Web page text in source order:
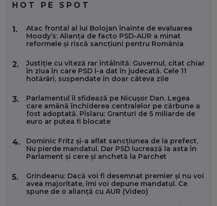
FOLOSEȘTI TEHNOLOGIA CA SĂ FII MAI BUN LA JOB. ȘI CUM
SE VA SCHIMBA MUNCA, ÎN URMĂTORII ANI
EP. 58
MARIUS PAȘCULEA, COFONDATOR AL KULTH: CUM
FOLOSEȘTI TEHNOLOGIA CA SĂ ÎȚI DESCHIZI DRUMUL
EP. 57
ANDREI AVĂDANEI, BIT SENTINEL: CUM ÎȚI PROTEJEZI
CARIERĂ DE „HACKER CU PERMIS”
EP. 56
DOINA VÎLCEANU, CONTENTSPEED: VREI SUCCES ONLINE?
ÎNVAȚĂ AEO ȘI GEO!
EP. 55
HOT PE SPOT
1.
Atac frontal al lui Bolojan înainte de evaluarea
Moody’s: Alianța de facto PSD-AUR a minat
reformele și riscă sancțiuni pentru România
2.
Justiție cu viteză rar întâlnită: Guvernul, citat chiar
în ziua în care PSD l-a dat în judecată. Cele 11
hotărâri, suspendate în doar câteva zile
3.
Parlamentul îl sfidează pe Nicușor Dan. Legea
care amână închiderea centralelor pe cărbune a
fost adoptată. Pîslaru: Granturi de 5 miliarde de
euro ar putea fi blocate
4.
Dominic Fritz și-a aflat sancțiunea de la prefect.
Nu pierde mandatul. Dar PSD lucrează la asta în
Parlament și cere și anchetă la Parchet
5.
Grindeanu: Dacă voi fi desemnat premier și nu voi
avea majoritate, îmi voi depune mandatul. Ce
spune de o alianță cu AUR (Video)